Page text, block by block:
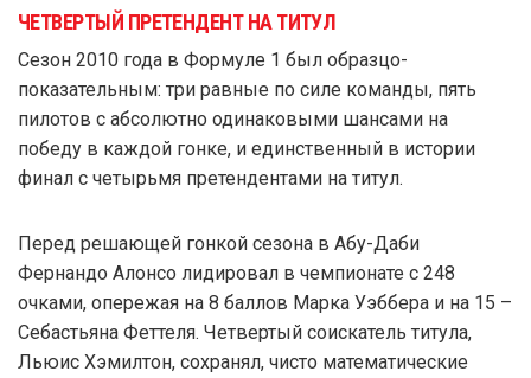
ЧЕТВЕРТЫЙ ПРЕТЕНДЕНТ НА ТИТУЛ
Сезон 2010 года в Формуле 1 был образцо-
показательным: три равные по силе команды, пять
пилотов с абсолютно одинаковыми шансами на
победу в каждой гонке, и единственный в истории
финал с четырьмя претендентами на титул.
Перед решающей гонкой сезона в Абу-Даби
Фернандо Алонсо лидировал в чемпионате с 248
очками, опережая на 8 баллов Марка Уэббера и на 15 –
Себастьяна Феттеля. Четвертый соискатель титула,
Льюис Хэмилтон, сохранял, чисто математические